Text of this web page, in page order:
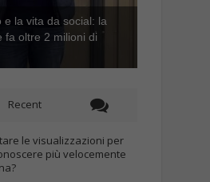
e la vita da social: la
fa oltre 2 milioni di
Recent
le visualizzazioni per
più velocemente